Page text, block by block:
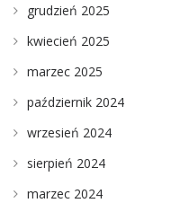
grudzień 2025
kwiecień 2025
marzec 2025
październik 2024
wrzesień 2024
sierpień 2024
marzec 2024